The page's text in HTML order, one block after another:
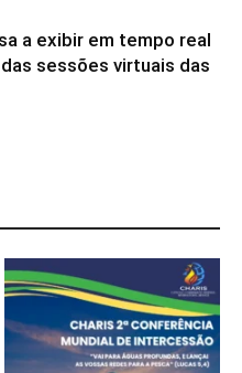
a exibir em tempo real
sessões virtuais das